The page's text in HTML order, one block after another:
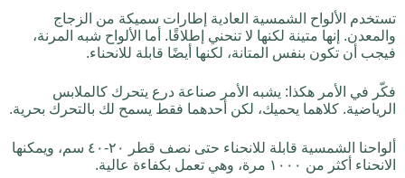
تستخدم الألواح الشمسية العادية إطارات سميكة من الزجاج
والمعدن. إنها متينة لكنها لا تنحني إطلاقًا. أما الألواح شبه المرنة،
فيجب أن تكون بنفس المتانة، لكنها أيضًا قابلة للانحناء.
فكّر في الأمر هكذا: يشبه الأمر صناعة درع يتحرك كالملابس
الرياضية. كلاهما يحميك، لكن أحدهما فقط يسمح لك بالتحرك بحرية.
ألواحنا الشمسية قابلة للانحناء حتى نصف قطر ٢٠-٤٠ سم، ويمكنها
الانحناء أكثر من ١٠٠٠ مرة، وهي تعمل بكفاءة عالية.